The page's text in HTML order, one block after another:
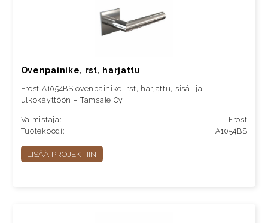
Ovenpainike, rst, harjattu
Frost A1054BS ovenpainike, rst, harjattu, sisä- ja
ulkokäyttöön – Tamsale Oy
Valmistaja:
Frost
Tuotekoodi:
A1054BS
LISÄÄ PROJEKTIIN